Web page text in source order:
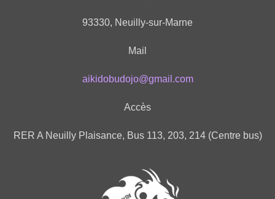
93330, Neuilly-sur-Marne
Mail
aikidobudojo@gmail.com
Accès
RER A Neuilly Plaisance, Bus 113, 203, 214 (Centre bus)